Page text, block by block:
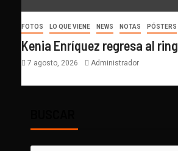
FOTOS LO QUE VIENE NEWS NOTAS PÓSTERS
Kenia Enríquez regresa al ring
7 agosto, 2026 Administrador